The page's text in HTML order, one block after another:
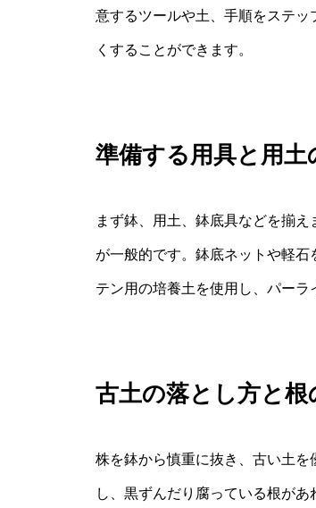
意するツールや土、手順をステ
くすることができます。
準備する用具と用土
まず鉢、用土、鉢底具などを揃
が一般的です。鉢底ネットや軽
テン用の培養土を使用し、パーラ
古土の落とし方と根
株を鉢から慎重に抜き、古い土
し、黒ずんだり腐っている根が